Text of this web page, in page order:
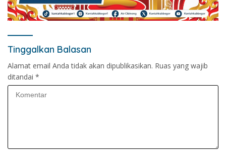
Tinggalkan Balasan
Alamat email Anda tidak akan dipublikasikan. Ruas yang wajib
ditandai *